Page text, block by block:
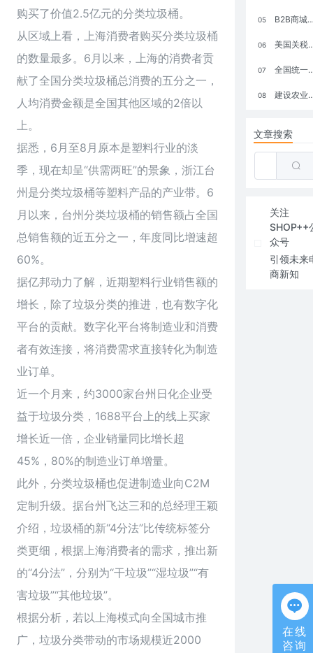
购买了价值2.5亿元的分类垃圾桶。
从区域上看，上海消费者购买分类垃圾桶
的数量最多。6月以来，上海的消费者贡
献了全国分类垃圾桶总消费的五分之一，
人均消费金额是全国其他区域的2倍以
上。
据悉，6月至8月原本是塑料行业的淡
季，现在却呈“供需两旺”的景象，浙江台
州是分类垃圾桶等塑料产品的产业带。6
月以来，台州分类垃圾桶的销售额占全国
总销售额的近五分之一，年度同比增速超
60%。
据亿邦动力了解，近期塑料行业销售额的
增长，除了垃圾分类的推进，也有数字化
平台的贡献。数字化平台将制造业和消费
者有效连接，将消费需求直接转化为制造
业订单。
近一个月来，约3000家台州日化企业受
益于垃圾分类，1688平台上的线上买家
增长近一倍，企业销量同比增长超
45%，80%的制造业订单增量。
此外，分类垃圾桶也促进制造业向C2M
定制升级。据台州飞达三和的总经理王颖
介绍，垃圾桶的新“4分法”比传统标签分
类更细，根据上海消费者的需求，推出新
的“4分法”，分别为“干垃圾”“湿垃圾”“有
害垃圾”“其他垃圾”。
根据分析，若以上海模式向全国城市推
广，垃圾分类带动的市场规模近2000
05 B2B商城系统搭建：开发语言、功能、优势分析
06 美国关税政策冲击全球电商格局：五大类平台受重创，转型与自救成关键
07 全国统一大市场：电商如何掘金新蓝海？
08 建设农业强国，网上商城来助力！
文章搜索
关注
SHOP++
众号
引领未来
商新知
在线
咨询